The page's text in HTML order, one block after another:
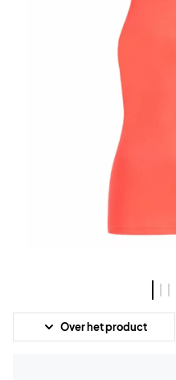
Over het product